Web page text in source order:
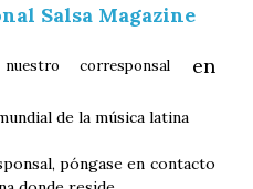
Salsa Magazine
corresponsalen
de la música latina
póngase en contacto